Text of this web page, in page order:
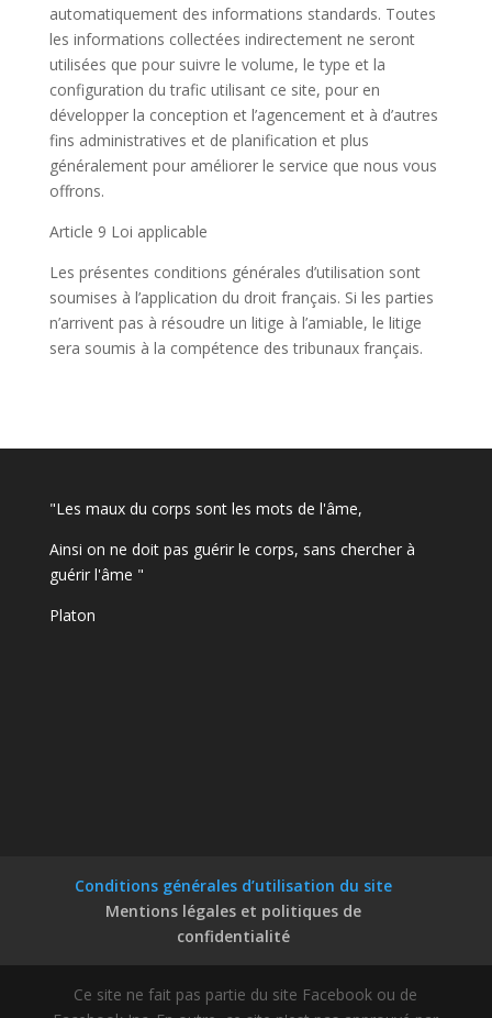
automatiquement des informations standards. Toutes
les informations collectées indirectement ne seront
utilisées que pour suivre le volume, le type et la
configuration du trafic utilisant ce site, pour en
développer la conception et l’agencement et à d’autres
fins administratives et de planification et plus
généralement pour améliorer le service que nous vous
offrons.
Article 9 Loi applicable
Les présentes conditions générales d’utilisation sont
soumises à l’application du droit français. Si les parties
n’arrivent pas à résoudre un litige à l’amiable, le litige
sera soumis à la compétence des tribunaux français.
"Les maux du corps sont les mots de l'âme,
Ainsi on ne doit pas guérir le corps, sans chercher à
guérir l'âme "
Platon
Conditions générales d’utilisation du site
Mentions légales et politiques de
confidentialité
Ce site ne fait pas partie du site Facebook ou de